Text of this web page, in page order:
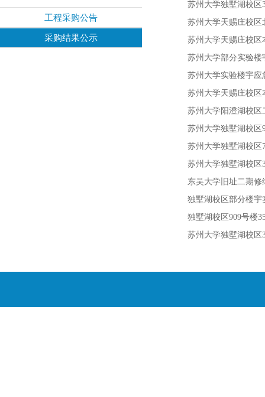
工程采购公告
采购结果公示
苏州大学独墅湖校
苏州大学天赐庄校区
苏州大学天赐庄校
苏州大学部分实验
苏州大学实验楼宇
苏州大学天赐庄校
苏州大学阳澄湖校
苏州大学独墅湖校
苏州大学独墅湖校
苏州大学独墅湖校
东吴大学旧址二期
独墅湖校区部分楼
独墅湖校区909号楼
苏州大学独墅湖校